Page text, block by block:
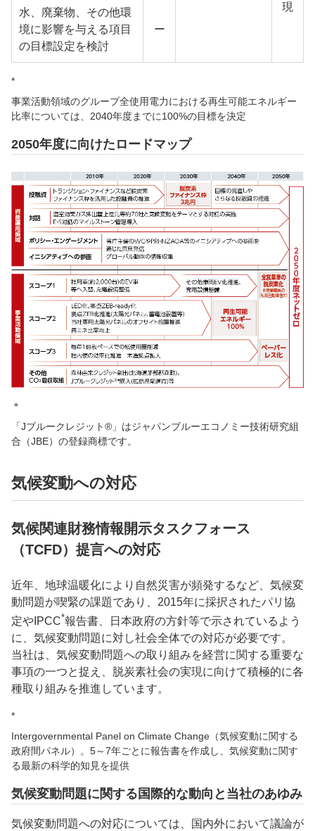
現
水、廃棄物、その他環
境に影響を与える項目
の目標設定を検討
ー
*
事業活動領域のグループ全使用電力における再生可能エネルギー
比率については、2040年度までに100%の目標を決定
2050年度に向けたロードマップ
＊
「Jブルークレジット®」はジャパンブルーエコノミー技術研究組
合（JBE）の登録商標です。
気候変動への対応
気候関連財務情報開示タスクフォース
（TCFD）提言への対応
近年、地球温暖化により自然災害が頻発するなど、気候変
動問題が喫緊の課題であり、2015年に採択されたパリ協
定やIPCC*報告書、日本政府の方針等で示されているよう
に、気候変動問題に対し社会全体での対応が必要です。
当社は、気候変動問題への取り組みを経営に関する重要な
事項の一つと捉え、脱炭素社会の実現に向けて積極的に各
種取り組みを推進しています。
*
Intergovernmental Panel on Climate Change（気候変動に関する
政府間パネル）。5～7年ごとに報告書を作成し、気候変動に関す
る最新の科学的知見を提供
気候変動問題に関する国際的な動向と当社のあゆみ
気候変動問題への対応については、国内外において議論が